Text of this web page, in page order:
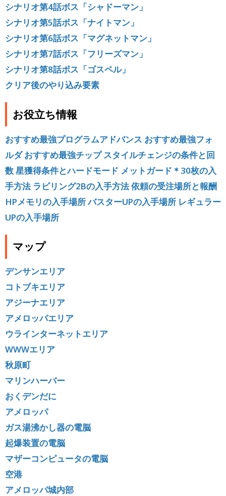
シナリオ第4話ボス「シャドーマン」
シナリオ第5話ボス「ナイトマン」
シナリオ第6話ボス「マグネットマン」
シナリオ第7話ボス「フリーズマン」
シナリオ第8話ボス「ゴスペル」
クリア後のやり込み要素
お役立ち情報
おすすめ最強プログラムアドバンス おすすめ最強フォ
ルダ おすすめ最強チップ スタイルチェンジの条件と回
数星獲得条件とハードモード メットガード＊30枚の入
手方法 ラビリング2Bの入手方法依頼の受注場所と報酬
HPメモリの入手場所バスターUPの入手場所 レギュラー
UPの入手場所
マップ
デンサンエリア
コトブキエリア
アジーナエリア
アメロッパエリア
ウラインターネットエリア
WWWエリア
秋原町
マリンハーバー
おくデンだに
アメロッパ
ガス湯沸かし器の電脳
起爆装置の電脳
マザーコンピュータの電脳
空港
アメロッパ城内部